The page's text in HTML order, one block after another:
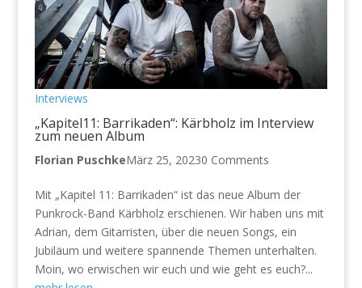
Interviews
„Kapitel11: Barrikaden“: Kärbholz im Interview
zum neuen Album
Florian PuschkeMärz 25, 20230 Comments
Mit „Kapitel 11: Barrikaden“ ist das neue Album der
Punkrock-Band Kärbholz erschienen. Wir haben uns mit
Adrian, dem Gitarristen, über die neuen Songs, ein
Jubiläum und weitere spannende Themen unterhalten.
Moin, wo erwischen wir euch und wie geht es euch?...